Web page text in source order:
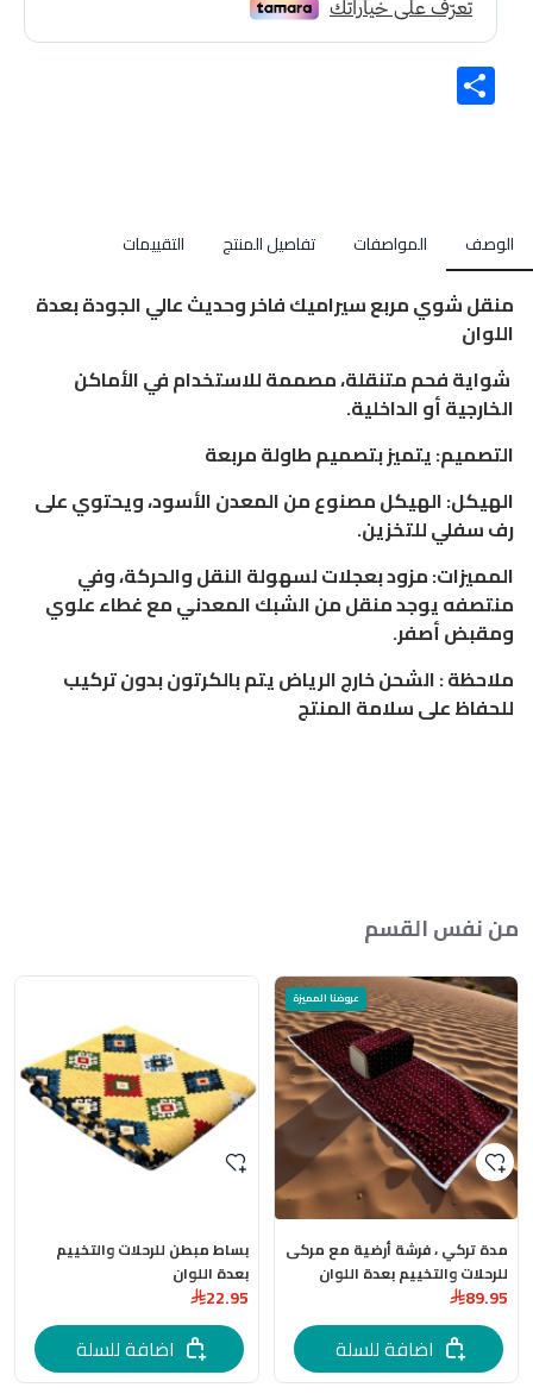
Share
الوصف المواصفات تفاصيل المنتج التقييمات
منقل شوي مربع سيراميك فاخر وحديث عالي الجودة بعدة
اللوان
شواية فحم متنقلة، مصممة للاستخدام في الأماكن
الخارجية أو الداخلية.
التصميم: يتميز بتصميم طاولة مربعة
الهيكل: الهيكل مصنوع من المعدن الأسود، ويحتوي على
رف سفلي للتخزين.
المميزات: مزود بعجلات لسهولة النقل والحركة، وفي
منتصفه يوجد منقل من الشبك المعدني مع غطاء علوي
ومقبض أصفر.
ملاحظة : الشحن خارج الرياض يتم بالكرتون بدون تركيب
للحفاظ على سلامة المنتج
من نفس القسم
عروضنا المميزة
مدة تركي ، فرشة أرضية مع مركى
للرحلات والتخييم بعدة اللوان
89.95
اضافة للسلة
بساط مبطن للرحلات والتخييم
بعدة اللوان
22.95
اضافة للسلة